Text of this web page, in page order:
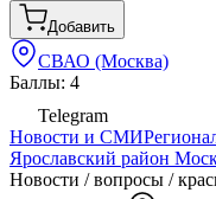
Добавить
СВАО (Москва)
Баллы: 4
Telegram
Новости и СМИ
Ярославский район
Новости / вопросы /